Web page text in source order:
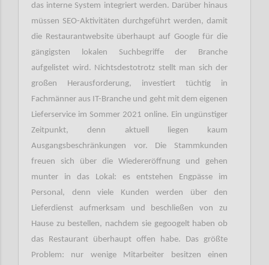
das interne System integriert werden. Darüber hinaus
müssen SEO-Aktivitäten durchgeführt werden, damit
die Restaurantwebsite überhaupt auf Google für die
gängigsten lokalen Suchbegriffe der Branche
aufgelistet wird. Nichtsdestotrotz stellt man sich der
großen Herausforderung, investiert tüchtig in
Fachmänner aus IT-Branche und geht mit dem eigenen
Lieferservice im Sommer 2021 online. Ein ungünstiger
Zeitpunkt, denn aktuell liegen kaum
Ausgangsbeschränkungen vor. Die Stammkunden
freuen sich über die Wiedereröffnung und gehen
munter in das Lokal: es entstehen Engpässe im
Personal, denn viele Kunden werden über den
Lieferdienst aufmerksam und beschließen von zu
Hause zu bestellen, nachdem sie gegoogelt haben ob
das Restaurant überhaupt offen habe. Das größte
Problem: nur wenige Mitarbeiter besitzen einen